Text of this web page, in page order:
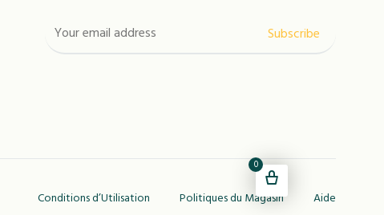
Conditions d’Utilisation
Politiques du Magasin Aide
0